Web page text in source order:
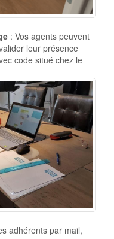
: Vos agents peuvent
leur présence
code situé chez le
adhérents par mail,